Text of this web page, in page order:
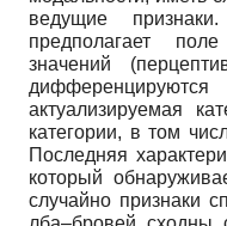
ведущие
предполагает
значений
актуализируемая
категории, в том
Последняя
который
случайно признаки